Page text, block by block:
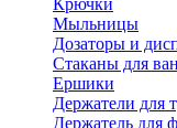
Крючки
Мыльницы
Дозаторы и
Стаканы для
Ершики
Держатели для
Держатель для